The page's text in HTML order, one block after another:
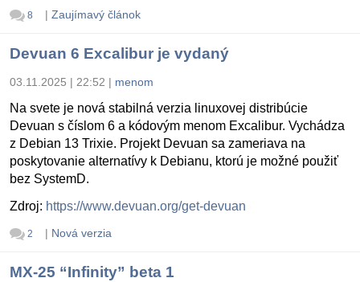
8 | Zaujímavý článok
Devuan 6 Excalibur je vydaný
03.11.2025 | 22:52 | menom
Na svete je nová stabilná verzia linuxovej distribúcie
Devuan s číslom 6 a kódovým menom Excalibur. Vychádza
z Debian 13 Trixie. Projekt Devuan sa zameriava na
poskytovanie alternatívy k Debianu, ktorú je možné použiť
bez SystemD.
Zdroj: https://www.devuan.org/get-devuan
2 | Nová verzia
MX-25 “Infinity” beta 1